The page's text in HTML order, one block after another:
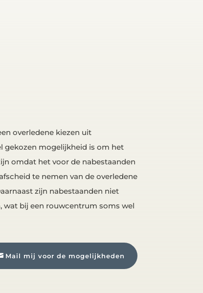
overledene kiezen uit
gekozen mogelijkheid is om het
omdat het voor de nabestaanden
te nemen van de overledene
zijn nabestaanden niet
wat bij een rouwcentrum soms wel
Mail mij voor de mogelijkheden